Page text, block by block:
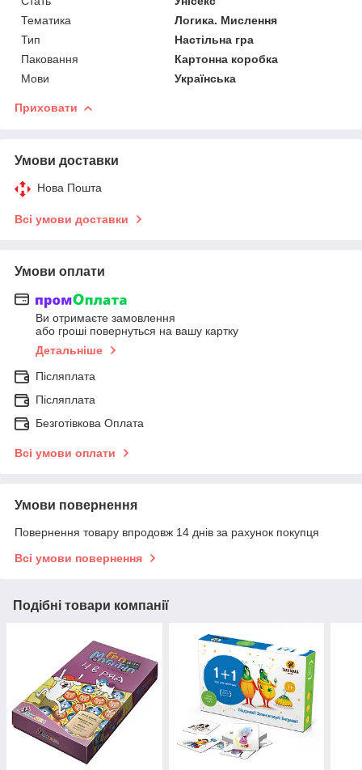
Тематика
Логика. Мислення
Тип
Настільна гра
Паковання
Картонна коробка
Мови
Українська
Приховати
Умови доставки
Нова Пошта
Всі умови доставки
Умови оплати
Ви отримаєте замовлення
або гроші повернуться на вашу картку
Детальніше
Післяплата
Післяплата
Безготівкова Оплата
Всі умови оплати
Умови повернення
Повернення товару впродовж 14 днів за рахунок покупця
Всі умови повернення
Подібні товари компанії